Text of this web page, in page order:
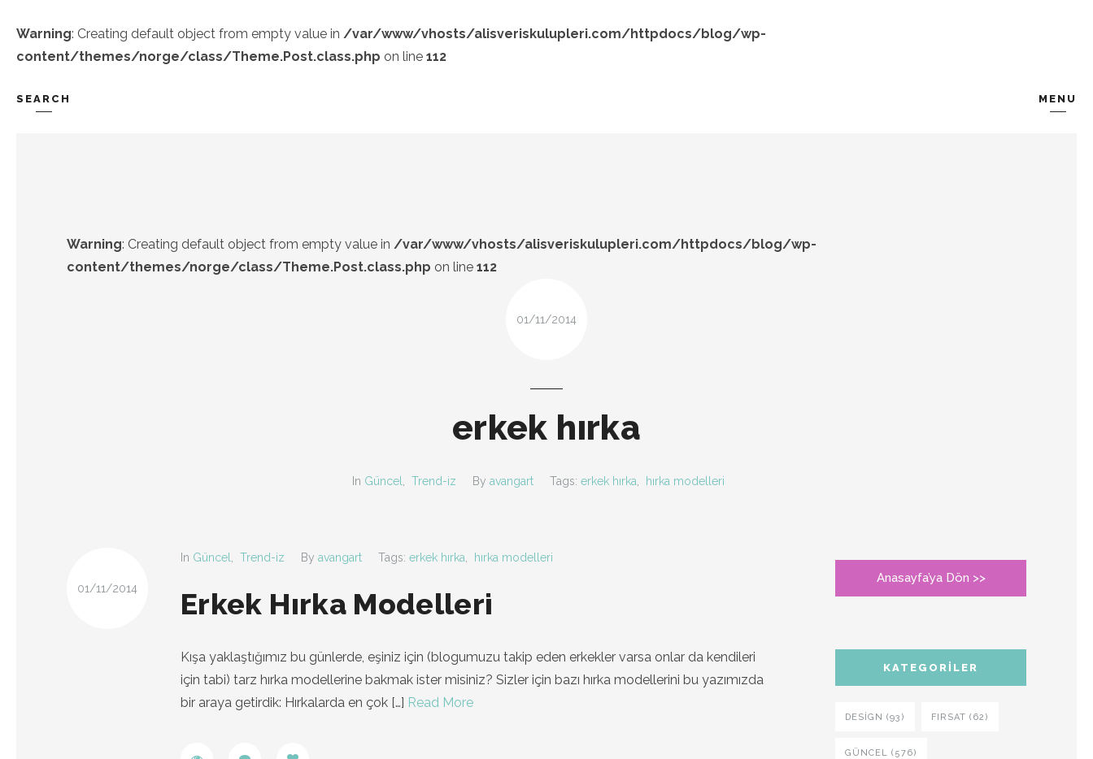
Warning: Creating default object from empty value in /var/www/vhosts/alisveriskulupleri.com/httpdocs/blog/wp-
content/themes/norge/class/Theme.Post.class.php on line 112
SEARCH MENU
Warning: Creating default object from empty value in /var/www/vhosts/alisveriskulupleri.com/httpdocs/blog/wp-
content/themes/norge/class/Theme.Post.class.php on line 112
01/11/2014
erkek hırka
In Güncel Trend-iz By avangart Tags: erkek hırka hırka modelleri
01/11/2014
In Güncel Trend-iz By avangart Tags: erkek hırka hırka modelleri
Erkek Hırka Modelleri
Kışa yaklaştığımız bu günlerde, eşiniz için (blogumuzu takip eden erkekler varsa onlar da kendileri
için tabi) tarz hırka modellerine bakmak ister misiniz? Sizler için bazı hırka modellerini bu yazımızda
bir araya getirdik: Hırkalarda en çok […] Read More
Anasayfa’ya Dön >>
KATEGORILER
DESIGN (93) FIRSAT (62)
GÜNCEL (576)